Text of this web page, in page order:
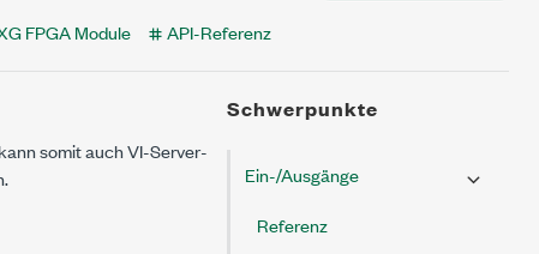
FPGA Module API-Referenz
somit auch VI-Server-
Schwerpunkte
Ein-/Ausgänge
Referenz